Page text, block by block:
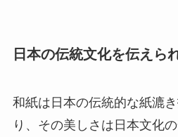
日本の伝統文化を伝えら
和紙は日本の伝統的な紙漉
り、その美しさは日本文化